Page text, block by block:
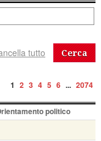
Cerca
1 2 3 4 5 6 ... 2074
politico